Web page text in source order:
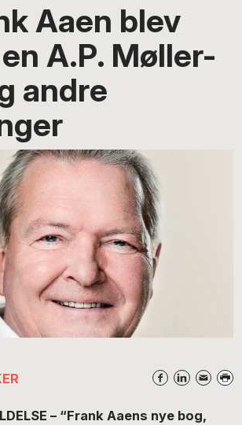
Aaen blev
A.P. Møller-
andre
– “Frank Aaens nye bog,